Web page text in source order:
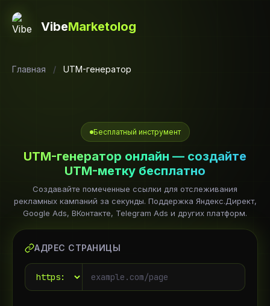
VibeMarketolog
Главная / UTM-генератор
Бесплатный инструмент
UTM-генератор онлайн — создайте
UTM-метку бесплатно
Создавайте помеченные ссылки для отслеживания
рекламных кампаний за секунды. Поддержка Яндекс.Директ,
Google Ads, ВКонтакте, Telegram Ads и других платформ.
АДРЕС СТРАНИЦЫ